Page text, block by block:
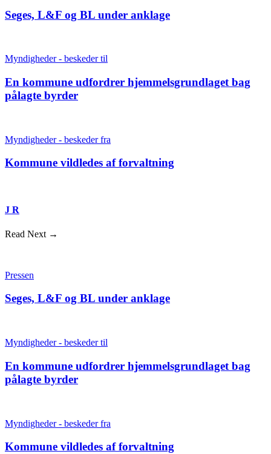
Seges, L&F og BL under anklage
Myndigheder - beskeder til
En kommune udfordrer hjemmelsgrundlaget bag
pålagte byrder
Myndigheder - beskeder fra
Kommune vildledes af forvaltning
J R
Read Next →
Pressen
Seges, L&F og BL under anklage
Myndigheder - beskeder til
En kommune udfordrer hjemmelsgrundlaget bag
pålagte byrder
Myndigheder - beskeder fra
Kommune vildledes af forvaltning